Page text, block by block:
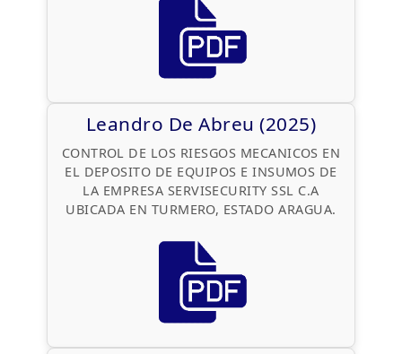
Leandro De Abreu (2025)
CONTROL DE LOS RIESGOS MECANICOS EN
EL DEPOSITO DE EQUIPOS E INSUMOS DE
LA EMPRESA SERVISECURITY SSL C.A
UBICADA EN TURMERO, ESTADO ARAGUA.